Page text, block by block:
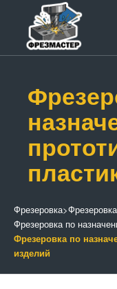
Фрезеровка>Фрезеровка
Фрезеровка по
Фрезеровка по
изделий